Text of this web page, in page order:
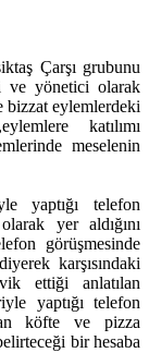
Çarşı grubunu
ve yönetici olarak
bizzat eylemlerdeki
katılımı
meselenin
yaptığı telefon
yer aldığını
görüşmesinde
karşısındaki
ettiği anlatılan
yaptığı telefon
köfte ve pizza
bir hesaba